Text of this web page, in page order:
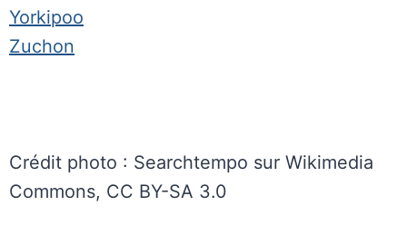
Yorkipoo
Zuchon
Crédit photo : Searchtempo sur Wikimedia
Commons, CC BY-SA 3.0